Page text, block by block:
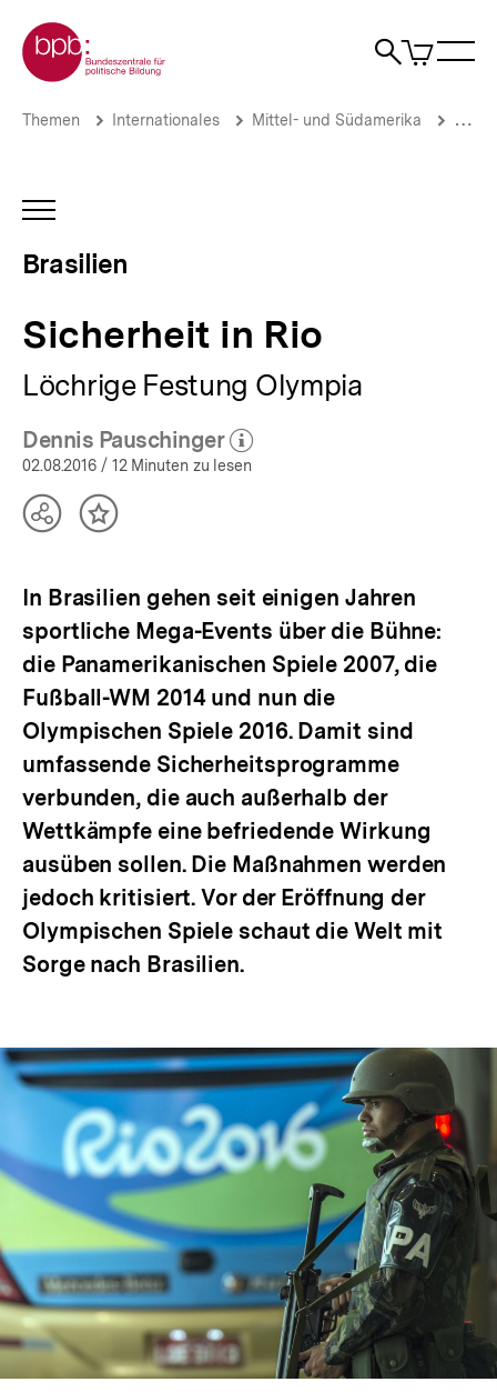
zum
Seiteninhalt
springen
Zur Startseite der bpb
Suche
Artikel
im
Sicherheit
Brasilien
Brotkrümelnavigation
Pfadnavigation
Themen Internationales Mittel- und Südamerika
INHALTSNAVIGATION
Brasilien
Sicherheit in Rio
Löchrige Festung Olympia
Dennis Pauschinger
(Mehr zum Autor)
öffnen
02.08.2016 / 12 Minuten zu lesen
TeilenInhalt
In Brasilien gehen seit einigen Jahren
sportliche Mega-Events über die Bühne:
die Panamerikanischen Spiele 2007, die
Fußball-WM 2014 und nun die
Olympischen Spiele 2016. Damit sind
umfassende Sicherheitsprogramme
verbunden, die auch außerhalb der
Wettkämpfe eine befriedende Wirkung
ausüben sollen. Die Maßnahmen werden
jedoch kritisiert. Vor der Eröffnung der
Olympischen Spiele schaut die Welt mit
Sorge nach Brasilien.